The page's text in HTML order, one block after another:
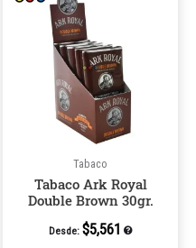
Tabaco
Tabaco Ark Royal
Double Brown 30gr.
Desde: $5,561
en